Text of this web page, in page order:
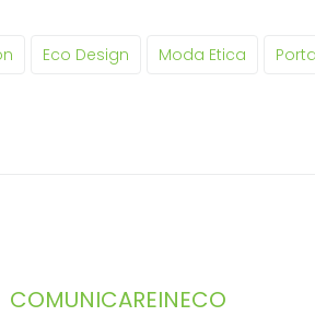
Eco Design Moda Etica
COMUNICAREINECO